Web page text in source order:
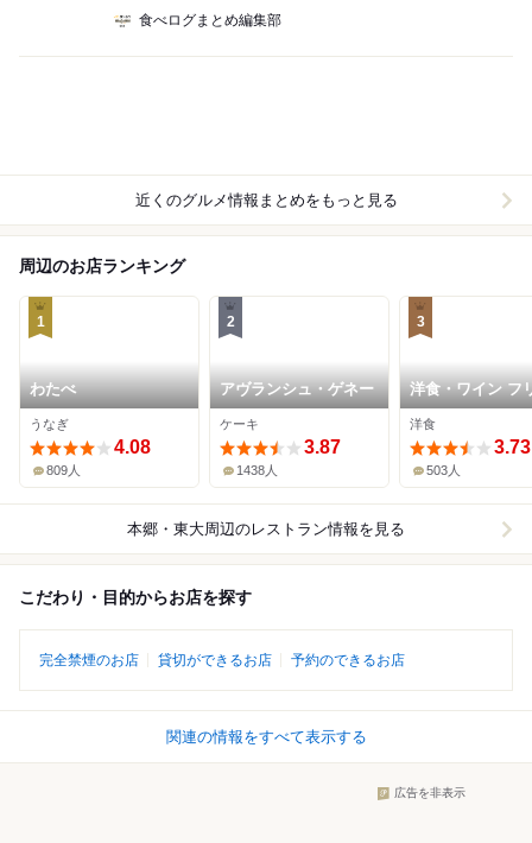
食べログまとめ編集部
近くのグルメ情報まとめをもっと見る
周辺のお店ランキング
1
わたべ
うなぎ
4.08
809人
2
アヴランシュ・ゲネー
ケーキ
3.87
1438人
3
洋食・ワイン フ
ツ
洋食
3.73
503人
本郷・東大周辺のレストラン情報を見る
こだわり・目的からお店を探す
完全禁煙のお店 貸切ができるお店 予約のできるお店
関連の情報をすべて表示する
広告を非表示